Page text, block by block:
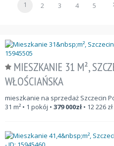
1 2 3 4 5
MIESZKANIE 31 M²,
WŁOŚCIAŃSKA
mieszkanie na sprzedaż Szczecin
31 m² • 1 pokój • 379 000zł • 12 226